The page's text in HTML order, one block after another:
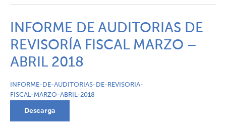
INFORME DE AUDITORIAS DE
REVISORÍA FISCAL MARZO –
ABRIL 2018
INFORME-DE-AUDITORIAS-DE-REVISORIA-
FISCAL-MARZO-ABRIL-2018
Descarga